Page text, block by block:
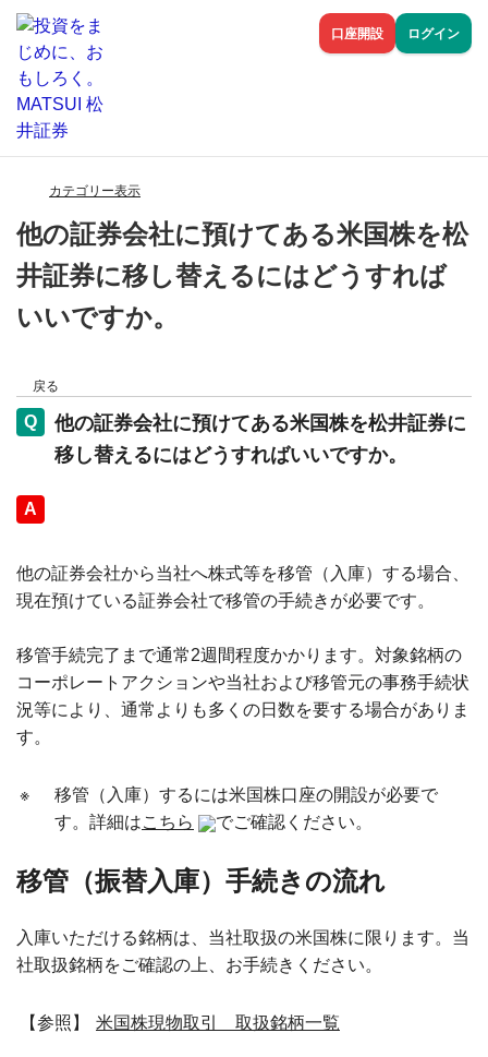
口座開設 ログイン
カテゴリー表示
他の証券会社に預けてある米国株を松
井証券に移し替えるにはどうすれば
いいですか。
戻る
他の証券会社に預けてある米国株を松井証券に
移し替えるにはどうすればいいですか。
回答
他の証券会社から当社へ株式等を移管（入庫）する場合、
現在預けている証券会社で移管の手続きが必要です。
移管手続完了まで通常2週間程度かかります。対象銘柄の
コーポレートアクションや当社および移管元の事務手続状
況等により、通常よりも多くの日数を要する場合がありま
す。
※
移管（入庫）するには米国株口座の開設が必要で
す。詳細はこちら でご確認ください。
移管（振替入庫）手続きの流れ
入庫いただける銘柄は、当社取扱の米国株に限ります。当
社取扱銘柄をご確認の上、お手続きください。
【参照】 米国株現物取引 取扱銘柄一覧